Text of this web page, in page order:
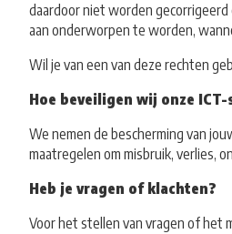
daardoor niet worden
aan onderworpen te worden,
Wil je van een van deze rechten
Hoe beveiligen wij onze ICT-
We nemen de bescherming van
maatregelen om misbruik, verlies,
Heb je vragen of klachten?
Voor het stellen van vragen of het